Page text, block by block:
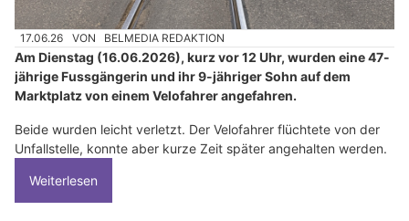
17.06.26 VON BELMEDIA REDAKTION
Am Dienstag (16.06.2026), kurz vor 12 Uhr, wurden eine 47-
jährige Fussgängerin und ihr 9-jähriger Sohn auf dem
Marktplatz von einem Velofahrer angefahren.
Beide wurden leicht verletzt. Der Velofahrer flüchtete von der
Unfallstelle, konnte aber kurze Zeit später angehalten werden.
Weiterlesen